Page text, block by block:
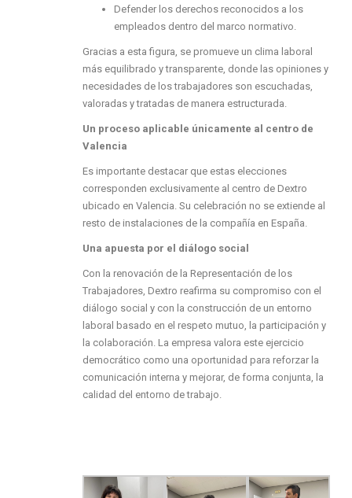
Defender los derechos reconocidos a los
empleados dentro del marco normativo.
Gracias a esta figura, se promueve un clima laboral
más equilibrado y transparente, donde las opiniones y
necesidades de los trabajadores son escuchadas,
valoradas y tratadas de manera estructurada.
Un proceso aplicable únicamente al centro de
Valencia
Es importante destacar que estas elecciones
corresponden exclusivamente al centro de Dextro
ubicado en Valencia. Su celebración no se extiende al
resto de instalaciones de la compañía en España.
Una apuesta por el diálogo social
Con la renovación de la Representación de los
Trabajadores, Dextro reafirma su compromiso con el
diálogo social y con la construcción de un entorno
laboral basado en el respeto mutuo, la participación y
la colaboración. La empresa valora este ejercicio
democrático como una oportunidad para reforzar la
comunicación interna y mejorar, de forma conjunta, la
calidad del entorno de trabajo.